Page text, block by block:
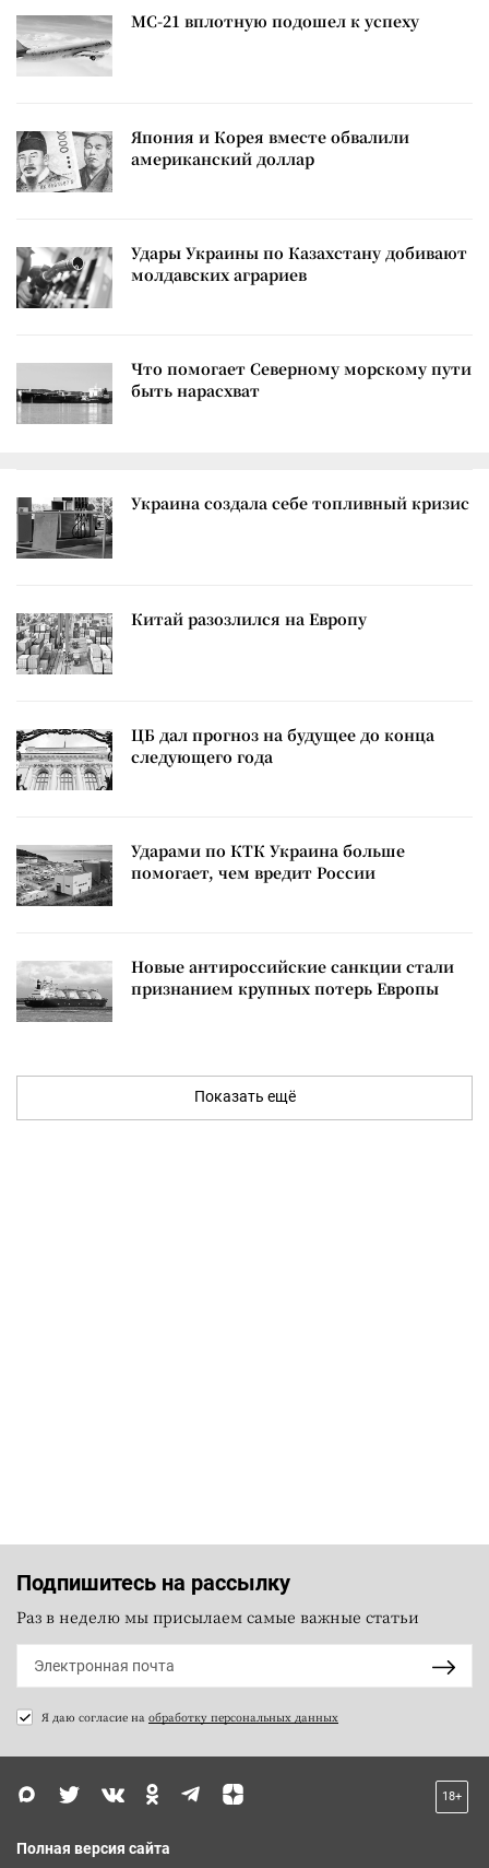
МС-21 вплотную подошел к успеху
Япония и Корея вместе обвалили
американский доллар
Удары Украины по Казахстану добивают
молдавских аграриев
Что помогает Северному морскому пути
быть нарасхват
Украина создала себе топливный кризис
Китай разозлился на Европу
ЦБ дал прогноз на будущее до конца
следующего года
Ударами по КТК Украина больше
помогает, чем вредит России
Новые антироссийские санкции стали
признанием крупных потерь Европы
Показать ещё
Подпишитесь на рассылку
Раз в неделю мы присылаем самые важные статьи
Я даю согласие на обработку персональных данных
18+
Полная версия сайта